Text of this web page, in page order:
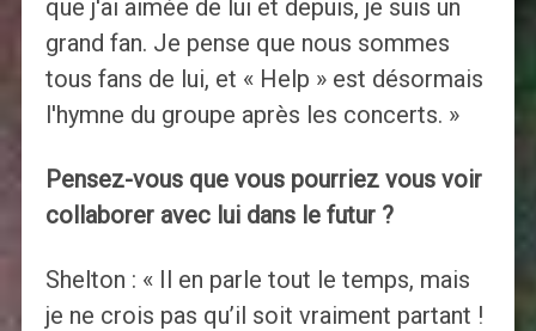
que j'ai aimée de lui et depuis, je suis un
grand fan. Je pense que nous sommes
tous fans de lui, et « Help » est désormais
l'hymne du groupe après les concerts. »
Pensez-vous que vous pourriez vous voir
collaborer avec lui dans le futur ?
Shelton : « Il en parle tout le temps, mais
je ne crois pas qu’il soit vraiment partant !